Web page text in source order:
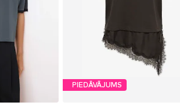
PIEDĀVĀJUMS